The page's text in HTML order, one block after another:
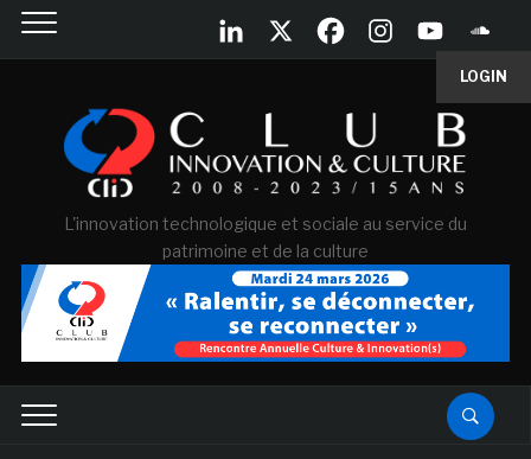
LOGIN
L'innovation technologique et sociale au service du
patrimoine et de la culture